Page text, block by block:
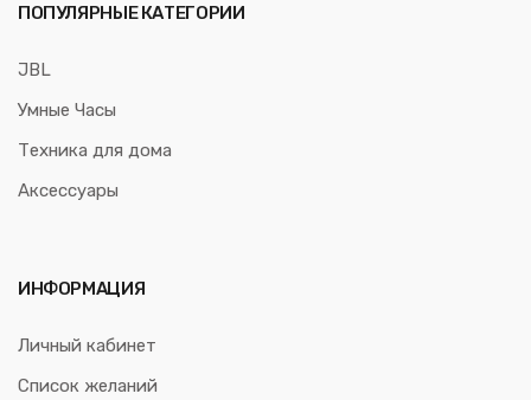
ПОПУЛЯРНЫЕ КАТЕГОРИИ
JBL
Умные Часы
Техника для дома
Аксессуары
ИНФОРМАЦИЯ
Личный кабинет
Список желаний